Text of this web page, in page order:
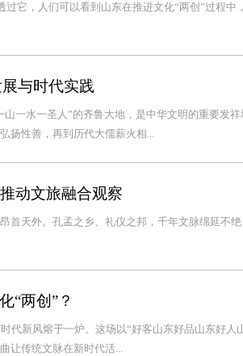
它，人们可以看到山东在推进文化“两创”过程中
与时代实践
一水一圣人”的齐鲁大地，是中华文明的重要发祥
扬性善，再到历代大儒薪火相...
动文旅融合观察
首天外。孔孟之乡、礼仪之邦，千年文脉绵延不
“两创”？
代新风熔于一炉。这场以“好客山东好品山东好人
让传统文脉在新时代活...